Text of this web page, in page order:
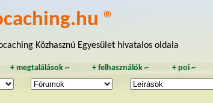
®
Közhasznú Egyesület hivatalos oldala
+ megtalálások~ +felhasználók ~ + poi~